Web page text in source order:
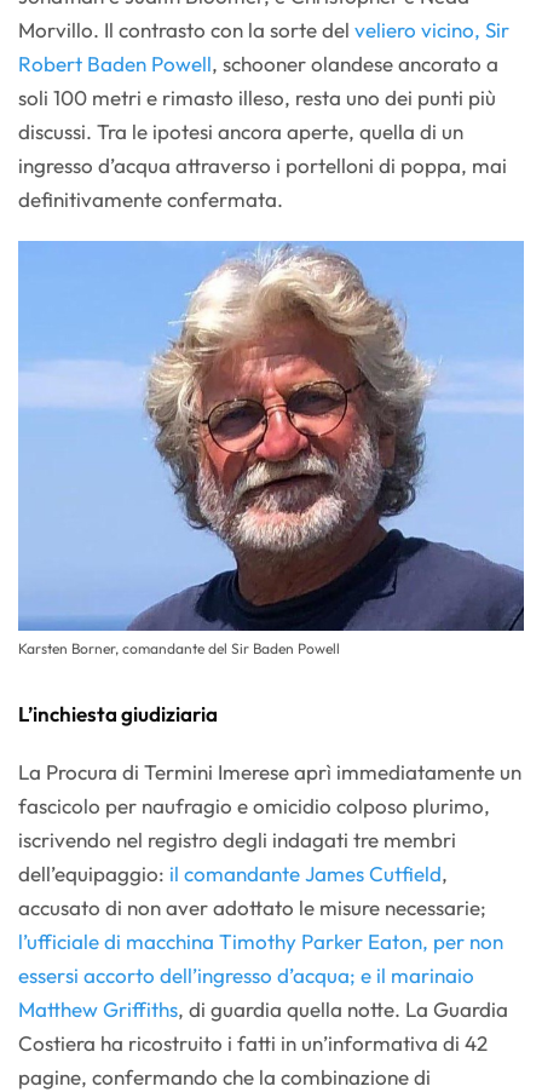
Morvillo. Il contrasto con la sorte del veliero vicino, Sir
Robert Baden Powell, schooner olandese ancorato a
soli 100 metri e rimasto illeso, resta uno dei punti più
discussi. Tra le ipotesi ancora aperte, quella di un
ingresso d’acqua attraverso i portelloni di poppa, mai
definitivamente confermata.
Karsten Borner, comandante del Sir Baden Powell
L’inchiesta giudiziaria
La Procura di Termini Imerese aprì immediatamente un
fascicolo per naufragio e omicidio colposo plurimo,
iscrivendo nel registro degli indagati tre membri
dell’equipaggio: il comandante James Cutfield,
accusato di non aver adottato le misure necessarie;
l’ufficiale di macchina Timothy Parker Eaton, per non
essersi accorto dell’ingresso d’acqua; e il marinaio
Matthew Griffiths, di guardia quella notte. La Guardia
Costiera ha ricostruito i fatti in un’informativa di 42
pagine, confermando che la combinazione di